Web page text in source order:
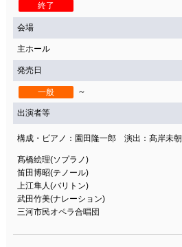
終了
会場
主ホール
発売日
一般 ～
出演者等
構成・ピアノ：園田隆一郎 演出：髙岸未朝
髙橋絵理(ソプラノ)
笛田博昭(テノール)
上江隼人(バリトン)
武田竹美(ナレーション)
三河市民オペラ合唱団